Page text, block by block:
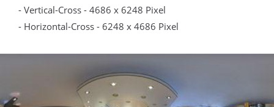
- Vertical-Cross - 4686 x 6248 Pixel
- Horizontal-Cross - 6248 x 4686 Pixel